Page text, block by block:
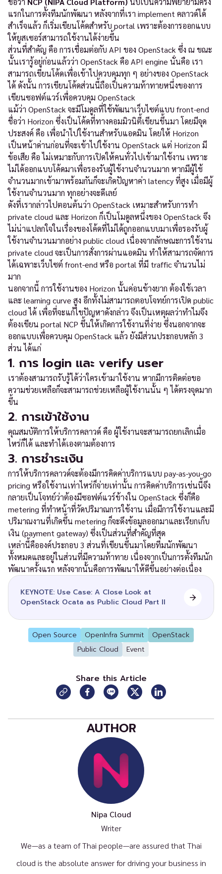
แรกในการตั้งทีมนักพัฒนา หลังจากที่เรา implement คลาวด์ได้
สำเร็จแล้ว ก็เริ่มเขียนโค้ดสำหรับ portal เพราะต้องการออกแบบ
ให้ยูสเซอร์สามารถใช้งานได้ง่ายขึ้น
ส่วนที่สำคัญ คือ การเชื่อมต่อกับ API ของ OpenStack ซึ่ง ณ ขณะ
นั้นเรารู้อยู่ก่อนแล้วว่า OpenStack คือ API engine นั่นคือ เรา
สามารถเขียนโค้ดเพื่อเข้าไปควบคุมทุก ๆ อย่างของ OpenStack
ได้ ดังนั้น การเขียนโค้ดส่วนนี้ถือเป็นความท้าทายหนึ่งของการ
เขียนซอฟต์แวร์เพื่อควบคุม OpenStack
แม้ว่า OpenStack จะมีโมดูลที่ใช้พัฒนาเว็บไซต์แบบ front-end
ชื่อว่า Horizon ซึ่งเป็นโค้ดที่ทางคอมมิวนิตี้เขียนขึ้นมา โดยมีจุด
ประสงค์ คือ เพื่อนำไปใช้งานสำหรับแอดมิน โดยให้ Horizon
เป็นหน้าด่านก่อนที่จะเข้าไปใช้งาน OpenStack แต่ Horizon มี
ข้อเสีย คือ ไม่เหมาะกับการเปิดให้คนทั่วไปเข้ามาใช้งาน เพราะ
ไม่ได้ออกแบบโค้ดมาเพื่อรองรับผู้ใช้งานจำนวนมาก หากมีผู้ใช้
จำนวนมากเข้ามาพร้อมกันก็จะเกิดปัญหาค่า latency ที่สูง เมื่อมีผู้
ใช้งานจำนวนมาก ทุกอย่างจะดีเลย์
ดังที่เรากล่าวไปตอนต้นว่า OpenStack เหมาะสำหรับการทำ
private cloud และ Horizon ก็เป็นโมดูลหนึ่งของ OpenStack จึง
ไม่น่าแปลกใจในเรื่องของโค้ดที่ไม่ได้ถูกออกแบบมาเพื่อรองรับผู้
ใช้งานจำนวนมากอย่าง public cloud เนื่องจากลักษณะการใช้งาน
private cloud จะเป็นการสั่งการผ่านแอดมิน ทำให้สามารถจัดการ
ได้เฉพาะเว็บไซต์ front-end หรือ portal ที่มี traffic จำนวนไม่
มาก
นอกจากนี้ การใช้งานของ Horizon นั้นค่อนข้างยาก ต้องใช้เวลา
และ learning curve สูง อีกทั้งไม่สามารถตอบโจทย์การเปิด public
cloud ได้ เพื่อที่จะแก้ไขปัญหาดังกล่าว จึงเป็นเหตุผลว่าทำไมจึง
ต้องเขียน portal NCP ขึ้นให้เกิดการใช้งานที่ง่าย ซึ่งนอกจากจะ
ออกแบบเพื่อควบคุม OpenStack แล้ว ยังมีส่วนประกอบหลัก 3
ส่วน ได้แก่
1. การ login และ verify user
เราต้องสามารถรับรู้ได้ว่าใครเข้ามาใช้งาน หากมีการติดต่อขอ
ความช่วยเหลือก็จะสามารถช่วยเหลือผู้ใช้งานนั้น ๆ ได้ตรงจุดมาก
ขึ้น
2. การเข้าใช้งาน
คุณสมบัติการให้บริการคลาวด์ คือ ผู้ใช้งานจะสามารถยกเลิกเมื่อ
ไหร่ก็ได้ และทำได้เองตามต้องการ
3. การชำระเงิน
การให้บริการคลาวด์จะต้องมีการคิดค่าบริการแบบ pay-as-you-go
pricing หรือใช้งานเท่าไหร่ก็จ่ายเท่านั้น การคิดค่าบริการเช่นนี้จึง
กลายเป็นโจทย์ว่าต้องมีซอฟต์แวร์ข้างใน OpenStack ซึ่งก็คือ
metering ที่ทำหน้าที่วัดปริมาณการใช้งาน เมื่อมีการใช้งานและมี
ปริมาณงานที่เกิดขึ้น metering ก็จะดึงข้อมูลออกมาและเรียกเก็บ
เงิน (payment gateway) ซึ่งเป็นส่วนที่สำคัญที่สุด
เหล่านี้คือองค์ประกอบ 3 ส่วนที่เขียนขึ้นมาโดยทีมนักพัฒนา
ทั้งหมดและอยู่ในส่วนที่มีความท้าทาย เนื่องจากเป็นการตั้งทีมนัก
พัฒนาครั้งแรก หลังจากนั้นคือการพัฒนาให้ดีขึ้นอย่างต่อเนื่อง
KEYNOTE: Use Case: A Close Look at
OpenStack Ocata as Public Cloud Part II
Open Source OpenInfra Summit
OpenStack
Public Cloud
Event
Share this Article
AUTHOR
Nipa Cloud
Writer
We—as a team of Thai people—are assured that Thai
cloud is the absolute answer for driving your business in